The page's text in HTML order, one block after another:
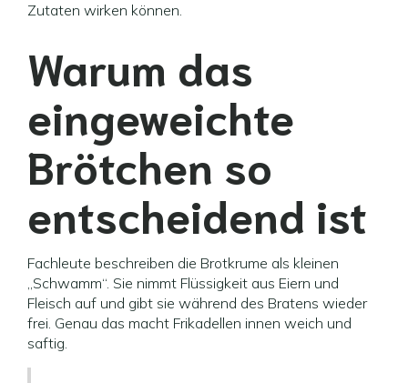
Zutaten wirken können.
Warum das
eingeweichte
Brötchen so
entscheidend ist
Fachleute beschreiben die Brotkrume als kleinen
„Schwamm“. Sie nimmt Flüssigkeit aus Eiern und
Fleisch auf und gibt sie während des Bratens wieder
frei. Genau das macht Frikadellen innen weich und
saftig.